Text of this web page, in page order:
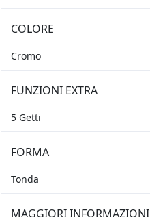
COLORE
Cromo
FUNZIONI EXTRA
5 Getti
FORMA
Tonda
MAGGIORI INFORMAZIONI